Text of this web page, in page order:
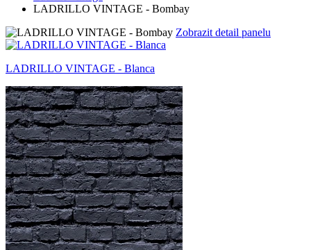
LADRILLO VINTAGE - Bombay
Zobrazit detail panelu
LADRILLO VINTAGE - Blanca